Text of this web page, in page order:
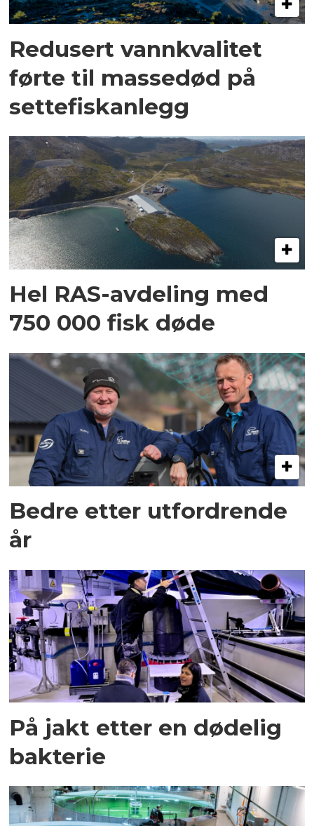
Redusert vannkvalitet
førte til massedød på
settefiskanlegg
Hel RAS-avdeling med
750 000 fisk døde
Bedre etter utfordrende
år
På jakt etter en dødelig
bakterie